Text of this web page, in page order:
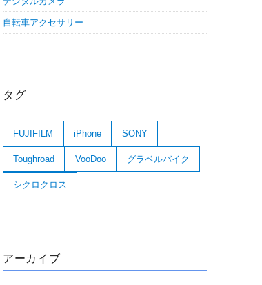
自転車アクセサリー
タグ
FUJIFILM iPhone SONY
Toughroad VooDoo グラベルバイク
シクロクロス
アーカイブ